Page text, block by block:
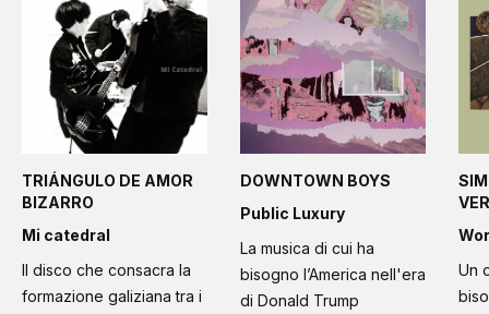
TRIÁNGULO DE AMOR
BIZARRO
Mi catedral
Il disco che consacra la
formazione galiziana tra i
DOWNTOWN BOYS
Public Luxury
La musica di cui ha
bisogno l’America nell'era
di Donald Trump
Un